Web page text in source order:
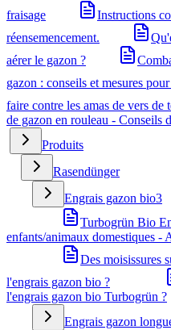
fraisage
Instructions
réensemencement.
aérer le gazon ?
gazon : conseils et mesures
faire contre les amas de vers de
de gazon en rouleau - Conseils
Produits
Rasendünger
Engrais gazon bio3
Turbogrün Bio
enfants/animaux domestiques -
Des moisissures
l'engrais gazon bio ?
l'engrais gazon bio Turbogrün ?
Engrais gazon